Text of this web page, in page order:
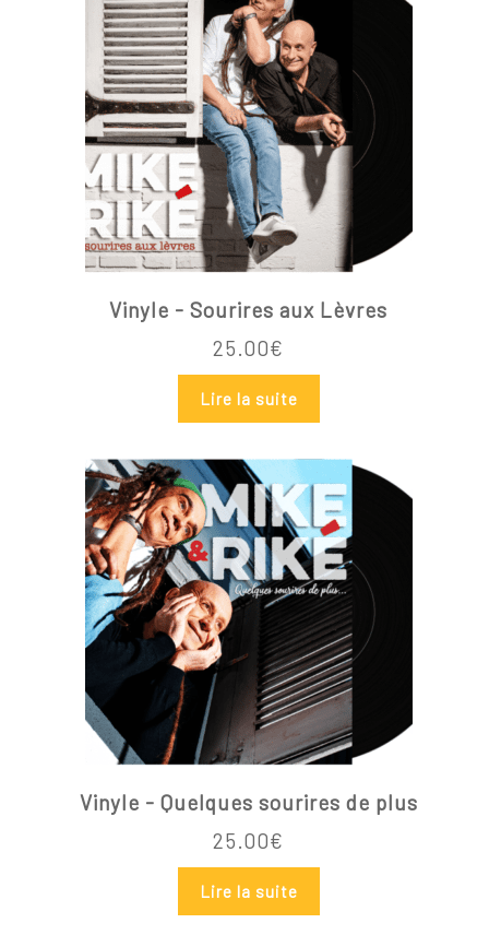
Vinyle - Sourires aux Lèvres
25.00€
Lire la suite
Vinyle - Quelques sourires de plus
25.00€
Lire la suite